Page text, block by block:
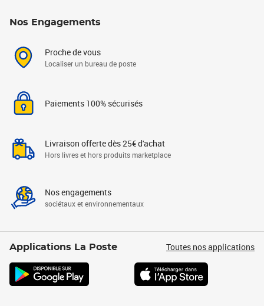
Nos Engagements
Proche de vous
Localiser un bureau de poste
Paiements 100% sécurisés
Livraison offerte dès 25€ d'achat
Hors livres et hors produits marketplace
Nos engagements
sociétaux et environnementaux
Applications La Poste Toutes nos applications